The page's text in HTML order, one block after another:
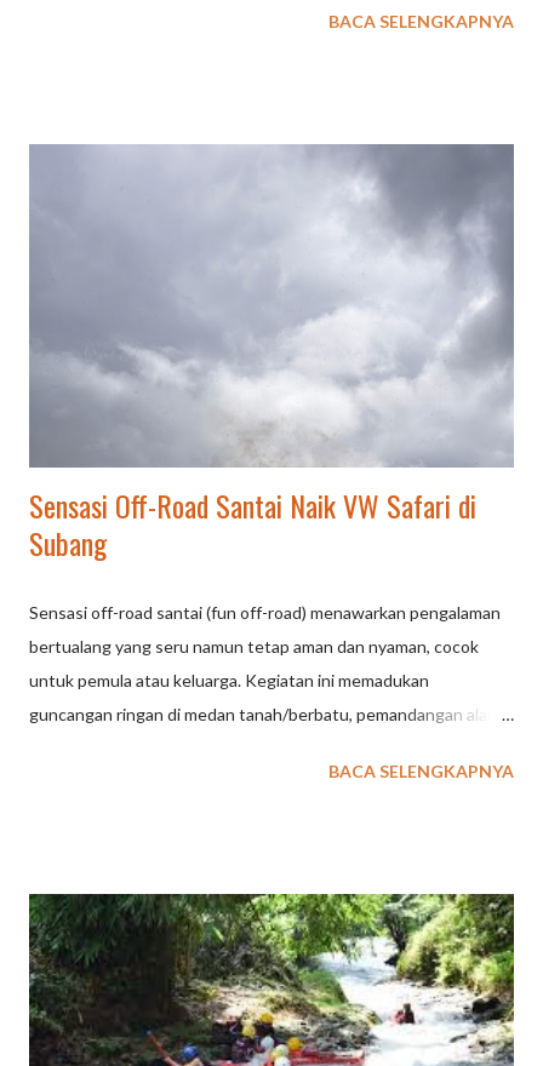
berkumpul atau liburan anti-mainstream yang sangat
sangat menarik untuk media sosial. Keindahan Alam Ciater: Rute
menelusuri kebun teh memberikan udara segar dan
pemandangan pegunungan yang menyegarkan mata. Aktivitas
Anti-Mainstream: Alternatif kegiatan wisata selain berendam air
panas, cocok untuk outbound, company outing, atau liburan
keluarga. Suasana Seru & Santai: Kombinasi petualangan santai
di alam terbuka yang menjamin kepuasan dan kesan mendalam.
Liburan Seru Tak Terlupakan: VW Safari Tour Ciater VW Safari
BACA SELENGKAPNYA
Sensasi Off-Road Santai Naik VW Safari di
Subang
Sensasi off-road santai (fun off-road) menawarkan pengalaman
bertualang yang seru namun tetap aman dan nyaman, cocok
untuk pemula atau keluarga. Kegiatan ini memadukan
guncangan ringan di medan tanah/berbatu, pemandangan alam
dengan kendaraan jip atau ATV tanpa adrenalin yang terpacu
untuk membuat jantung berdebar namun tetap santai.
Pemandangan Alam: Sepanjang jalur hutan pinus, perkebunan,
atau sungai, yang menawarkan pemandangan indah dan udara
segar. Seru dan Kotor: Pengalaman bermain lumpur atau
menyelami udara, seringkali menggunakan Jeep atap terbuka,
BACA SELENGKAPNYA